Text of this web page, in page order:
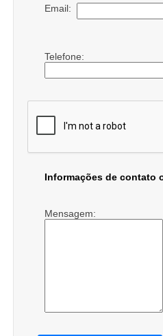
Email:
Telefone:
Informações de contato
Mensagem: